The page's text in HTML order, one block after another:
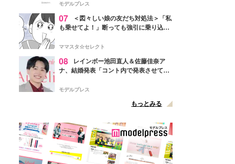
モデルプレス
07
＜図々しい娘の友だち対処法＞「私
も乗せてよ！」断っても強引に乗り込ん
ママスタ☆セレクト
08
レインボー池田直人＆佐藤佳奈ア
ナ、結婚発表「コント内で発表させてい
点変更のため
モデルプレス
もっとみる